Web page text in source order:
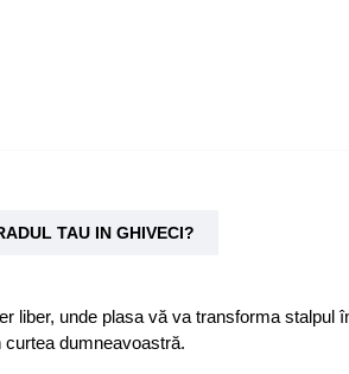
TAU IN GHIVECI?
liber, unde plasa vă va transforma stalpul
dumneavoastră.